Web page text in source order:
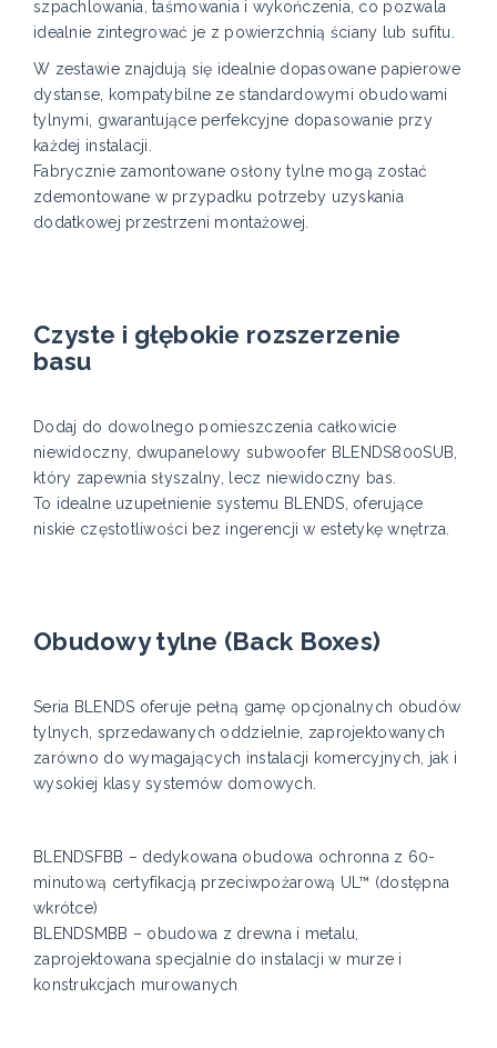
szpachlowania, taśmowania i wykończenia, co pozwala
idealnie zintegrować je z powierzchnią ściany lub sufitu.
W zestawie znajdują się idealnie dopasowane papierowe
dystanse, kompatybilne ze standardowymi obudowami
tylnymi, gwarantujące perfekcyjne dopasowanie przy
każdej instalacji.
Fabrycznie zamontowane osłony tylne mogą zostać
zdemontowane w przypadku potrzeby uzyskania
dodatkowej przestrzeni montażowej.
Czyste i głębokie rozszerzenie
basu
Dodaj do dowolnego pomieszczenia całkowicie
niewidoczny, dwupanelowy subwoofer BLENDS800SUB,
który zapewnia słyszalny, lecz niewidoczny bas.
To idealne uzupełnienie systemu BLENDS, oferujące
niskie częstotliwości bez ingerencji w estetykę wnętrza.
Obudowy tylne (Back Boxes)
Seria BLENDS oferuje pełną gamę opcjonalnych obudów
tylnych, sprzedawanych oddzielnie, zaprojektowanych
zarówno do wymagających instalacji komercyjnych, jak i
wysokiej klasy systemów domowych.
BLENDSFBB – dedykowana obudowa ochronna z 60-
minutową certyfikacją przeciwpożarową UL™ (dostępna
wkrótce)
BLENDSMBB – obudowa z drewna i metalu,
zaprojektowana specjalnie do instalacji w murze i
konstrukcjach murowanych